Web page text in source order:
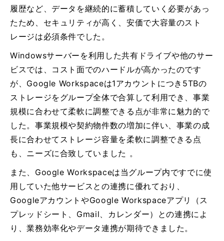
履歴など、データを継続的に蓄積していく必要があっ
たため、セキュリティが高く、安価で大容量のスト
レージは必須条件でした。
Windowsサーバーを利用した共有ドライブや他のサー
ビスでは、コスト面でのハードルが高かったのです
が、Google Workspaceは1アカウントにつき5TBの
ストレージをグループ全体で合算して利用でき、事業
規模に合わせて柔軟に調整できる点が非常に魅力的で
した。事業規模や契約物件数の増加に伴い、事業の成
長に合わせてストレージ容量を柔軟に調整できる点
も、ニーズに合致していました 。
また、Google Workspaceは当グループ内ですでに使
用していた他サービスとの連携に優れており、
GoogleアカウントやGoogle Workspaceアプリ（ス
プレッドシート、Gmail、カレンダー）との連携によ
り、業務効率化やデータ連携が期待できました。